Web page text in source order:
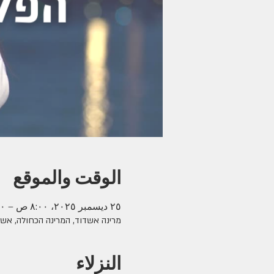
الوقت والموقع
٢٥ ديسمبر ٢٠٢٥، ٨:٠٠ ص – ١:٠٠ م
מרינה אשדוד, המרינה הכחולה,
النزلاء